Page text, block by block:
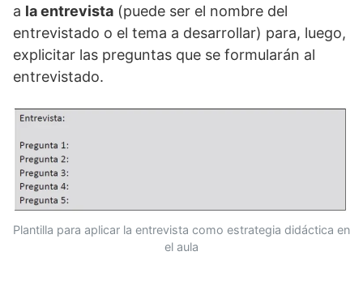
a la entrevista (puede ser el nombre del
entrevistado o el tema a desarrollar) para, luego,
explicitar las preguntas que se formularán al
entrevistado.
Plantilla para aplicar la entrevista como estrategia didáctica en
el aula